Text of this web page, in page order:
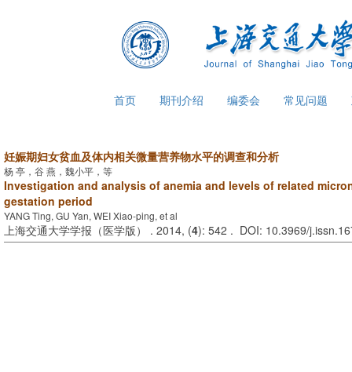
首页 期刊介绍 编委会 常见问题
妊娠期妇女贫血及体内相关微量营养物水平的调查和分析
杨 亭，谷 燕，魏小平，等
Investigation and analysis of anemia and levels of related
gestation period
YANG Ting, GU Yan, WEI Xiao-ping, et al
上海交通大学学报（医学版） . 2014, (4): 542 . DOI: 10.3969/